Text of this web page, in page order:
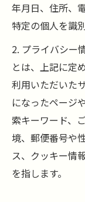
年月日、住所、
特定の個人を識
2. プライバシー
とは、上記に定
利用いただいた
になったページ
索キーワード、
境、郵便番号や
ス、クッキー情
を指します。